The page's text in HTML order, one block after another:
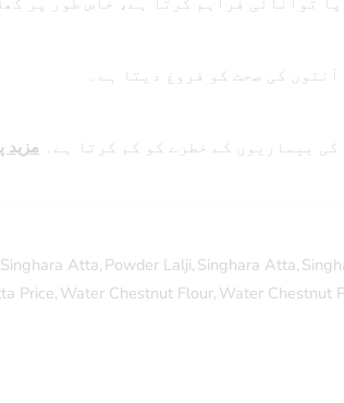
کی صحت کو فروغ دیتا ہے۔
بیماریوں کے خطرے کو کم کرتا ہے۔ مزید
Atta, Powder Lalji, Singhara Atta,
Price, Water Chestnut Flour, Water Chestnut